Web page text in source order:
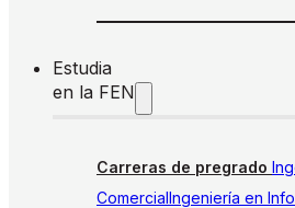
Estudia
en la FEN
Carreras de pregrado
ComercialIngeniería en